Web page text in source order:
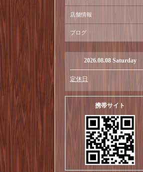
店舗情報
ブログ
2026.08.08 Saturday
定休日
携帯サイト